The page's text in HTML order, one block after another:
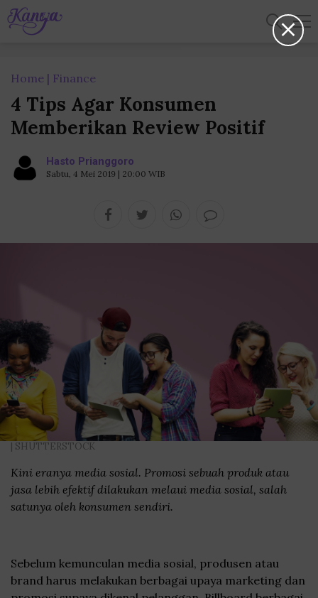
Home Finance
4 Tips Agar Konsumen
Memberikan Review Positif
Hasto Prianggoro
Sabtu, 4 Mei 2019 | 20:00 WIB
| SHUTTERSTOCK
Kini eranya media sosial. Promosi sebuah produk atau
jasa lebih efektif dilakukan melaui media sosial, salah
satunya oleh konsumen sendiri.
Sebelum kemunculan media sosial, produsen atau
brand harus melakukan berbagai upaya marketing dan